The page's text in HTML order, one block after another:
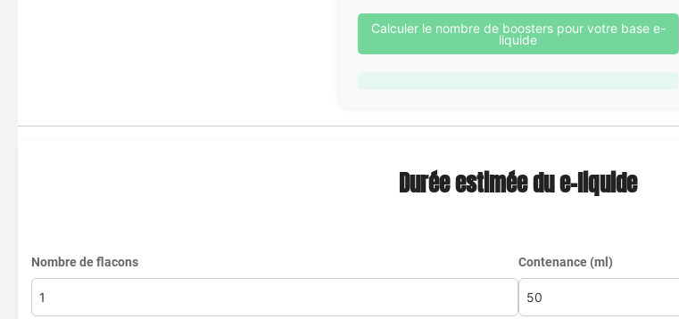
Calculer le nombre de boosters pour votre base e-
liquide
Durée estimée du e-liquide
Nombre de flacons Contenance (ml)